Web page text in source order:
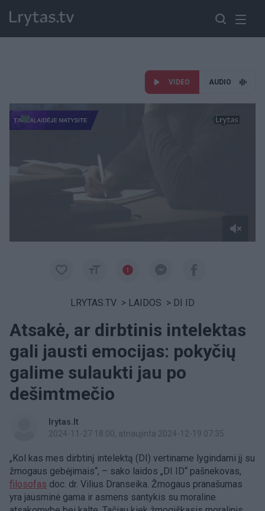
VIDEO AUDIO
Paremkite Ukrainą
LRYTAS.TV > LAIDOS > DI ID
Atsakė, ar dirbtinis intelektas
gali jausti emocijas: pokyčių
galime sulaukti jau po
dešimtmečio
lrytas.lt
2024-11-27 18:00, atnaujinta 2024-12-19 07:35
„Kol kas mes dirbtinį intelektą (DI) vertiname lygindami jį su
žmogaus gebėjimais“, – sako laidos „DI ID“ pašnekovas,
filosofas doc. dr. Vilius Dranseika. Žmogaus pranašumas
yra jausminė gama ir asmens santykis su moraline